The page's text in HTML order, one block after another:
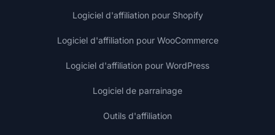
Logiciel d'affiliation pour Shopify
Logiciel d'affiliation pour WooCommerce
Logiciel d'affiliation pour WordPress
Logiciel de parrainage
Outils d'affiliation